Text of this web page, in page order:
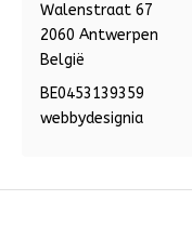
Walenstraat 67
2060 Antwerpen
België
BE0453139359
webbydesignia